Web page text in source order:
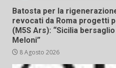
Batosta per la
revocati da Roma progetti
(M5S Ars): “Sicilia
Meloni”
8 Agosto 2026